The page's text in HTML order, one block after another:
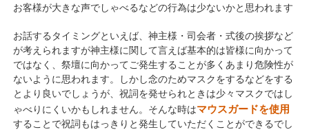
お客様が大きな声でしゃべるなどの行為は少ないかと思われます
お話するタイミングといえば、神主様・司会者・式後の挨拶など
が考えられますが神主様に関して言えば基本的は皆様に向かって
ではなく、祭壇に向かってご発生することが多くあまり危険性が
ないように思われます。しかし念のためマスクをするなどをする
とより良いでしょうが、祝詞を発せられときは少々マスクではし
ゃべりにくいかもしれません。そんな時はマウスガードを使用
することで祝詞もはっきりと発生していただくことができるでし